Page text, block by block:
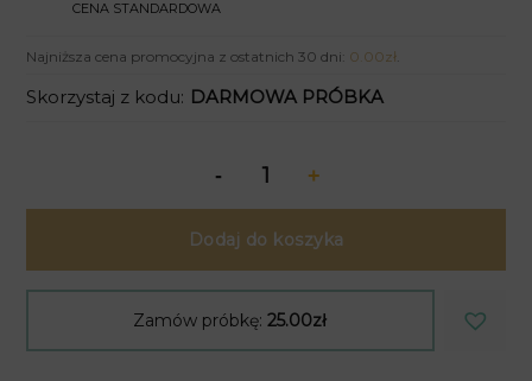
CENA STANDARDOWA
Najniższa cena promocyjna z ostatnich 30 dni: 0.00zł
Skorzystaj z kodu: DARMOWA PRÓBKA
Dodaj do koszyka
Zamów próbkę:25.00zł